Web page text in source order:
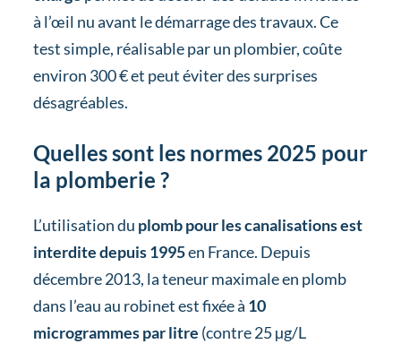
à l’œil nu avant le démarrage des travaux. Ce
test simple, réalisable par un plombier, coûte
environ 300 € et peut éviter des surprises
désagréables.
Quelles sont les normes 2025 pour
la plomberie ?
L’utilisation du plomb pour les canalisations est
interdite depuis 1995en France. Depuis
décembre 2013, la teneur maximale en plomb
dans l’eau au robinet est fixée à 10
microgrammes par litre (contre 25 µg/L